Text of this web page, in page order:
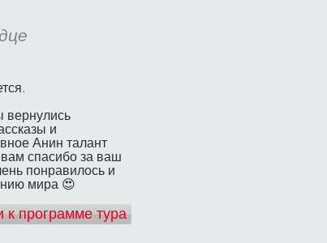
вернулись
и
Анин талант
спасибо за ваш
понравилось и
мира 😍
к программе тура